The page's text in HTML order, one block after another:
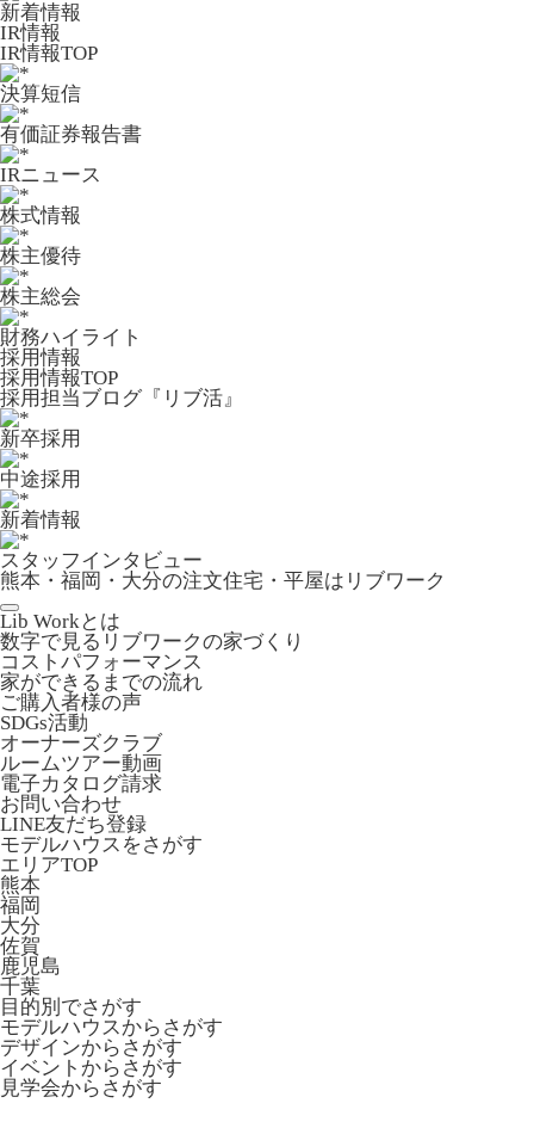
新着情報
IR情報
IR情報TOP
決算短信
有価証券報告書
IRニュース
株式情報
株主優待
株主総会
財務ハイライト
採用情報
採用情報TOP
採用担当ブログ『リブ活』
新卒採用
中途採用
新着情報
スタッフインタビュー
熊本・福岡・大分の注文住宅・平屋はリブワーク
Lib Workとは
数字で見るリブワークの家づくり
コストパフォーマンス
家ができるまでの流れ
ご購入者様の声
SDGs活動
オーナーズクラブ
ルームツアー動画
電子カタログ請求
お問い合わせ
LINE友だち登録
モデルハウスをさがす
エリアTOP
熊本
福岡
大分
佐賀
鹿児島
千葉
目的別でさがす
モデルハウスからさがす
デザインからさがす
イベントからさがす
見学会からさがす